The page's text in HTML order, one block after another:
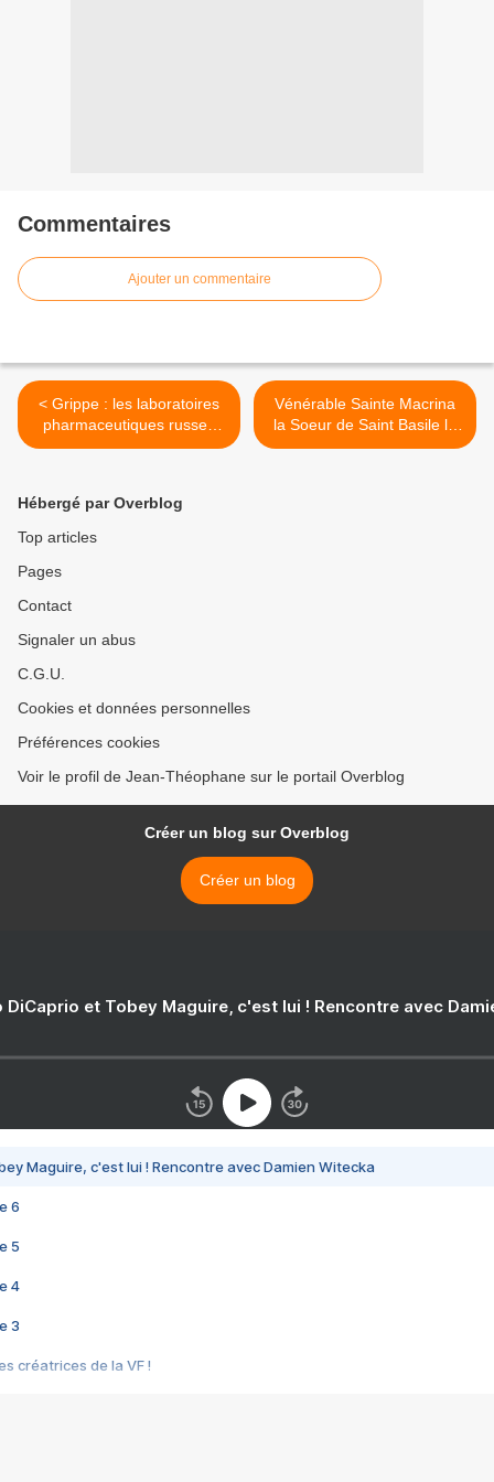
Commentaires
Ajouter un commentaire
< Grippe : les laboratoires
pharmaceutiques russes
sommés de contenir les prix
Vénérable Sainte Macrina
la Soeur de Saint Basile le
Grand >
Hébergé par Overblog
Top articles
Pages
Contact
Signaler un abus
C.G.U.
Cookies et données personnelles
Préférences cookies
Voir le profil de Jean-Théophane sur le portail Overblog
Créer un blog sur Overblog
Créer un blog
DiCaprio et Tobey Maguire, c'est lui ! Rencontre avec
Maguire, c'est lui ! Rencontre avec Damien Witecka
6
5
4
3
créatrices de la VF !